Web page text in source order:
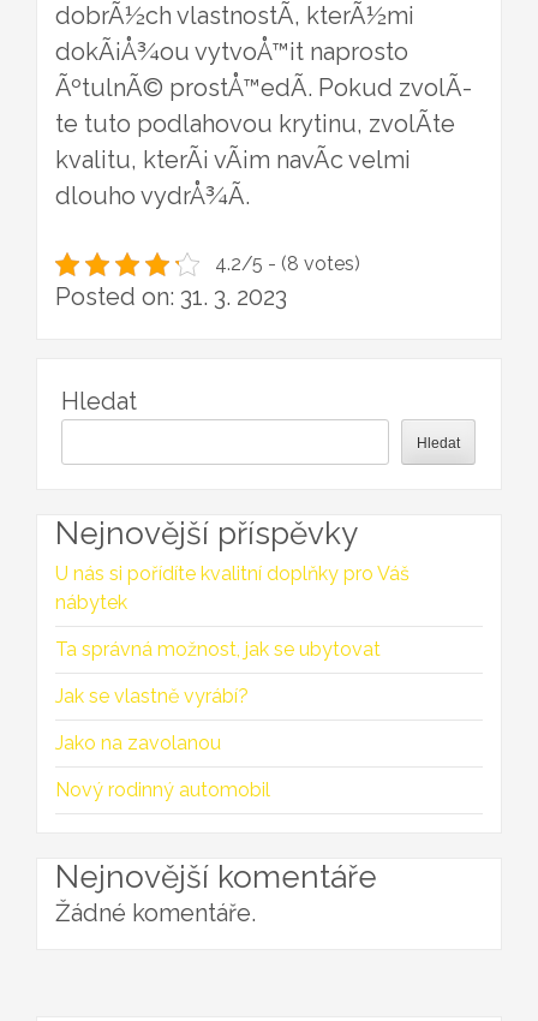
dobrÃ½ch vlastnostÃ­, kterÃ½mi
dokÃ¡Å¾ou vytvoÅ™it naprosto
ÃºtulnÃ© prostÅ™edÃ­. Pokud zvolÃ­
te tuto podlahovou krytinu, zvolÃ­te
kvalitu, kterÃ¡ vÃ¡m navÃ­c velmi
dlouho vydrÅ¾Ã­.
4.2/5 - (8 votes)
Posted on: 31. 3. 2023
Hledat
Hledat
Nejnovější příspěvky
U nás si pořídíte kvalitní doplňky pro Váš
nábytek
Ta správná možnost, jak se ubytovat
Jak se vlastně vyrábí?
Jako na zavolanou
Nový rodinný automobil
Nejnovější komentáře
Žádné komentáře.